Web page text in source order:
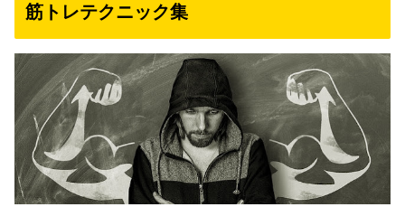
筋トレテクニック集